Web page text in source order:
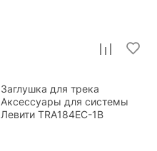
Заглушка для трека
Аксессуары для системы
Левити TRA184EC-1B